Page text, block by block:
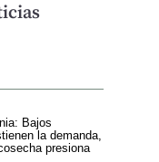
Bajos
la demanda,
presiona